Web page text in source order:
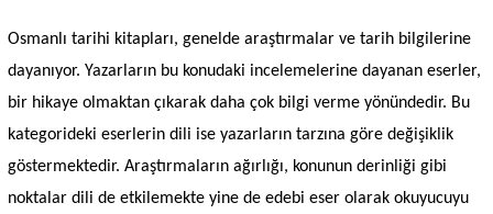
Osmanlı tarihi kitapları, genelde araştırmalar ve tarih bilgilerine
dayanıyor. Yazarların bu konudaki incelemelerine dayanan eserler,
bir hikaye olmaktan çıkarak daha çok bilgi verme yönündedir. Bu
kategorideki eserlerin dili ise yazarların tarzına göre değişiklik
göstermektedir. Araştırmaların ağırlığı, konunun derinliği gibi
noktalar dili de etkilemekte yine de edebi eser olarak okuyucuyu